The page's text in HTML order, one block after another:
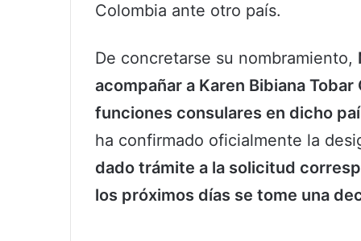
Colombia ante otro país.
De concretarse su nombramiento,
acompañar a Karen Bibiana
funciones consulares en dicho
ha confirmado oficialmente la
dado trámite a la solicitud
los próximos días se tome una